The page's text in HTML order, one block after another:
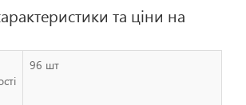
та ціни на
96 шт